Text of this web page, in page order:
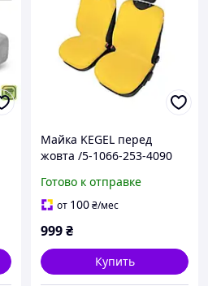
Майка KEGEL перед
жовта /5-1066-253-4090
Готово к отправке
от 100₴/мес
999₴
Купить